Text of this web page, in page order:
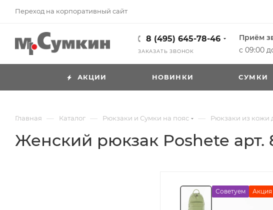
Переход на корпоративный сайт
8 (495) 645-78-46
ЗАКАЗАТЬ ЗВОНОК
Приём
с 09:00
АКЦИИ НОВИНКИ CУМКИ
Главная — Каталог — Рюкзаки и Сумки на пояс — Рюкзаки из кожи
Женский рюкзак Poshete арт.
Советуем Акция